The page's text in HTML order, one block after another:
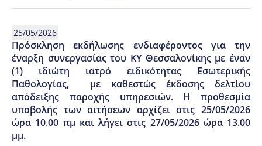
25/05/2026
Πρόσκληση εκδήλωσης ενδιαφέροντος για την
έναρξη συνεργασίας του ΚΥ Θεσσαλονίκης με έναν
(1) ιδιώτη ιατρό ειδικότητας Εσωτερικής
Παθολογίας, με καθεστώς έκδοσης δελτίου
απόδειξης παροχής υπηρεσιών. Η προθεσμία
υποβολής των αιτήσεων αρχίζει στις 25/05/2026
ώρα 10.00 πμ και λήγει στις 27/05/2026 ώρα 13.00
μμ.